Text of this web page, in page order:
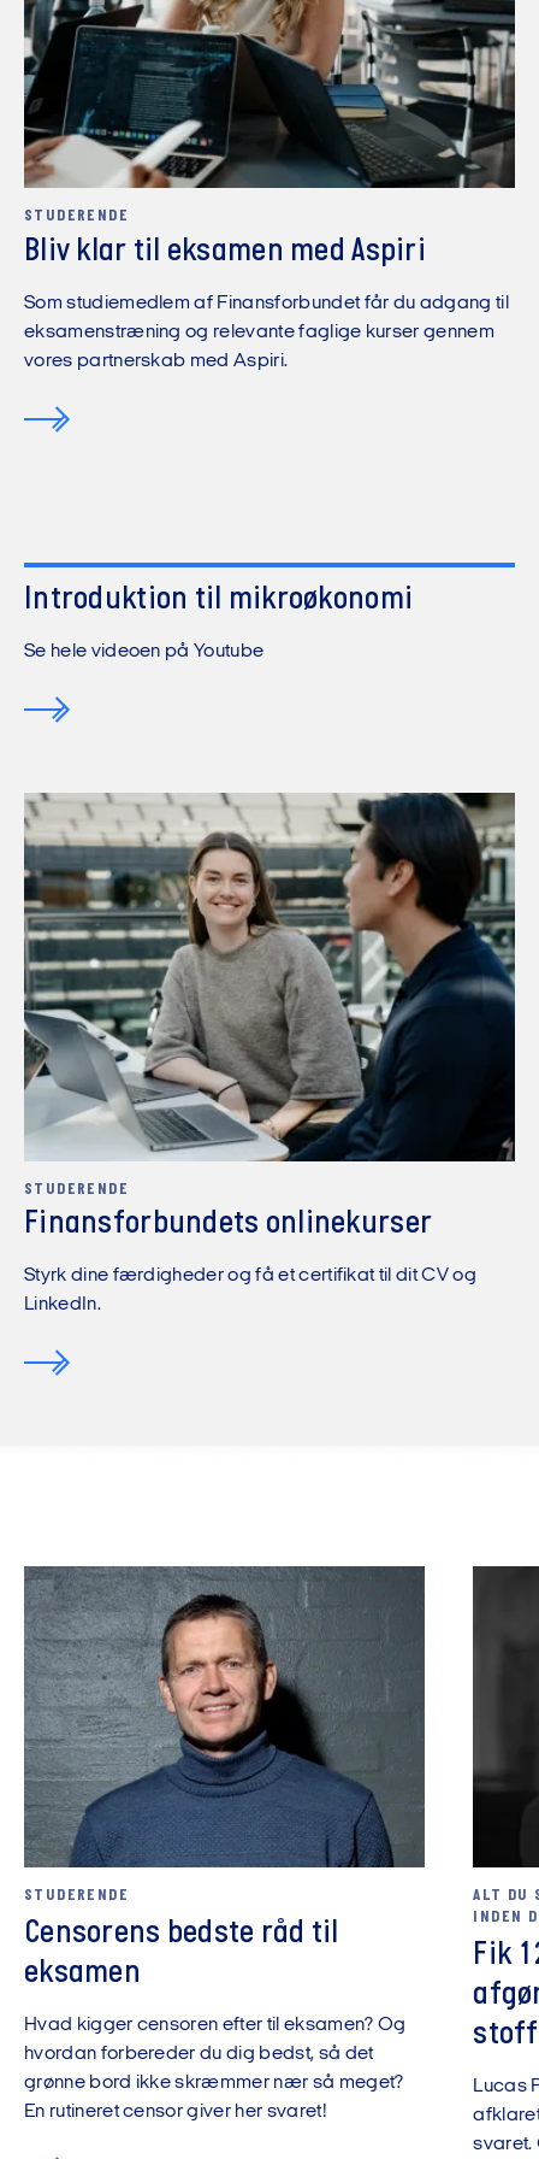
STUDERENDE
Bliv klar til eksamen med Aspiri
Som studiemedlem af Finansforbundet får du adgang til
eksamenstræning og relevante faglige kurser gennem
vores partnerskab med Aspiri.
Vi må desværre ikke vise dig videoen,
før du har accepteret funktionelle
Introduktion til mikroøkonomi
Se hele videoen på Youtube
STUDERENDE
Finansforbundets onlinekurser
Styrk dine færdigheder og få et certifikat til dit CV og
LinkedIn.
STUDERENDE
Censorens bedste råd til
eksamen
Hvad kigger censoren efter til eksamen? Og
hvordan forbereder du dig bedst, så det
grønne bord ikke skræmmer nær så meget?
En rutineret censor giver her svaret!
ALT DU
INDEN
Fik
Lucas
svaret.